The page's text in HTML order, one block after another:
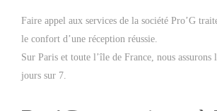
Faire appel aux services de la société Pro’G
le confort d’une réception réussie.
Sur Paris et toute l’île de France, nous assurons
jours sur 7.